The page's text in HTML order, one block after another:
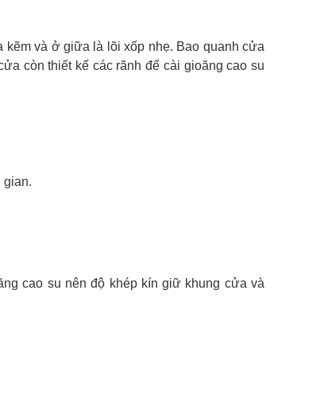
và ở giữa là lõi xốp nhẹ. Bao quanh cửa
còn thiết kế các rãnh để cài gioăng cao su
gian.
cao su nên độ khép kín giữ khung cửa và